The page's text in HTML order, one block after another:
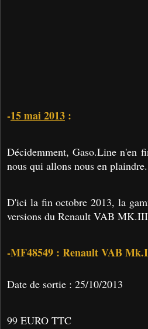
-15 mai 2013 :
Décidemment, Gaso.Line n'en
nous qui allons nous en
D'ici la fin octobre 2013, la
versions du Renault VAB
-MF48549 : Renault VAB
Date de sortie : 25/10/2013
99 EURO TTC